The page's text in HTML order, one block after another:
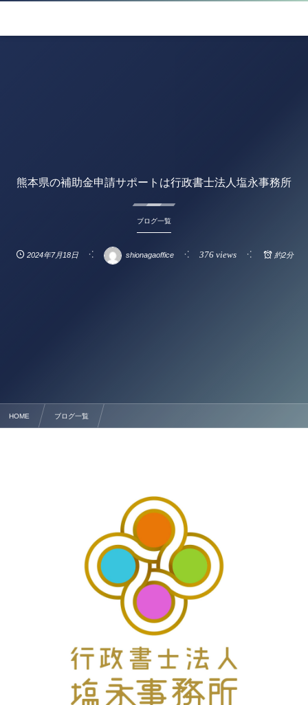
熊本県の補助金申請サポートは行政書士法人塩永事務所
ブログ一覧
2024年7月18日 shionagaoffice 376 views 約2分
HOME ブログ一覧